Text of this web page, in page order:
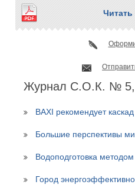
Читать
Журнал С.О.К. № 5,
BAXI рекомендует каскад
Большие перспективы
Водоподготовка
Город